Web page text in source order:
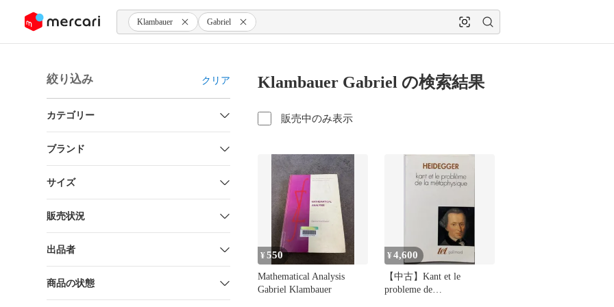
ツにスキップ Klambauer Gabriel
絞り込み クリア
カテゴリー
ブランド
サイズ
販売状況
出品者
商品の状態
Klambauer Gabriel の検索結果
販売中のみ表示
¥550
Mathematical Analysis
Gabriel Klambauer
¥4,600
【中古】Kant et le
probleme de